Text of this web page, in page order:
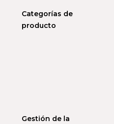
Categorías de
producto
Gestión de la